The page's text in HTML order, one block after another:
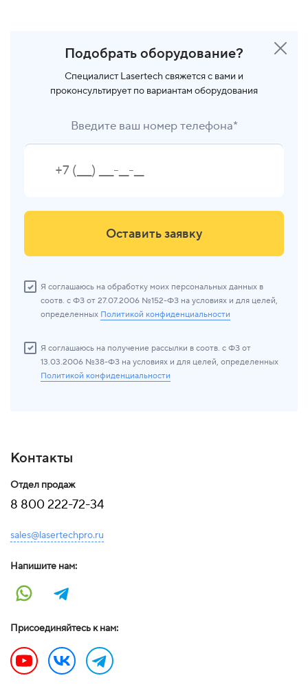
Подобрать оборудование?
Специалист Lasertech свяжется с вами и
проконсультирует по вариантам оборудования
Введите ваш номер телефона*
Оставить заявку
Я соглашаюсь на обработку моих персональных данных в
соотв. с ФЗ от 27.07.2006 №152-ФЗ на условиях и для целей,
определенных Политикой конфиденциальности
Я соглашаюсь на получение рассылки в соотв. с ФЗ от
13.03.2006 №38-ФЗ на условиях и для целей, определенных
Политикой конфиденциальности
Контакты
Отдел продаж
8 800 222-72-34
sales@lasertechpro.ru
Напишите нам:
Присоединяйтесь к нам: